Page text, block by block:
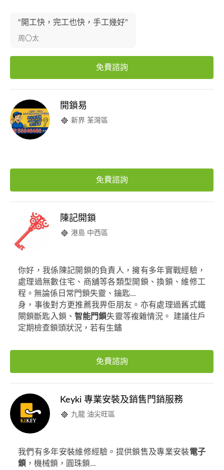
“開工快，完工也快，手工幾好”
周〇太
免費諮詢
開鎖易
新界 荃灣區
免費諮詢
陳記開鎖
港島 中西區
你好，我係陳記開鎖的負責人，擁有多年實戰經驗，
處理過無數住宅、商舖等各類型開鎖、換鎖、維修工
程。無論係日常門鎖失靈、鑰匙...
身，事後對方更推薦我畀佢朋友。亦有處理過舊式鐵
閘鎖斷匙入鎖、 智能門鎖失靈等複雜情況。 建議住戶
定期檢查鎖頭狀況，若有生鏽
免費諮詢
Keyki 專業安裝及銷售門銷服務
九龍 油尖旺區
我們有多年安裝維修經驗。提供鎖售及專業安裝電子
鎖 ，機械鎖，圓珠鎖...